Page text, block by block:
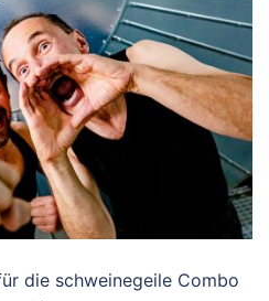
die schweinegeile Combo